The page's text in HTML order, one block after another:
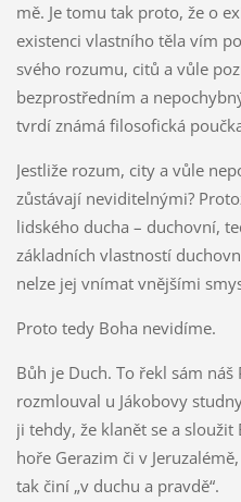
mě. Je tomu tak proto, že o
existenci vlastního těla vím
svého rozumu, citů a vůle
bezprostředním a
tvrdí známá filosofická
Jestliže rozum, city a vůle
zůstávají neviditelnými?
lidského ducha – duchovní,
základních vlastností
nelze jej vnímat vnějšími
Proto tedy Boha nevidíme.
Bůh je Duch. To řekl sám náš
rozmlouval u Jákobovy
ji tehdy, že klanět se a
hoře Gerazim či v
tak činí „v duchu a pravdě“.